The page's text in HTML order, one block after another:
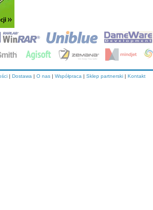
| Dostawa | O nas | Współpraca | Sklep partnerski | Kontakt